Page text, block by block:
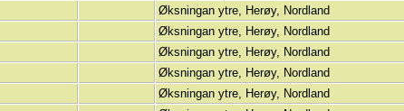
Øksningan ytre, Herøy, Nordland
Øksningan ytre, Herøy, Nordland
Øksningan ytre, Herøy, Nordland
Øksningan ytre, Herøy, Nordland
Øksningan ytre, Herøy, Nordland